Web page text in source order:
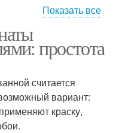
Панели на стены
Панели на потолке
Показать все
простота
считается
вариант:
краску,